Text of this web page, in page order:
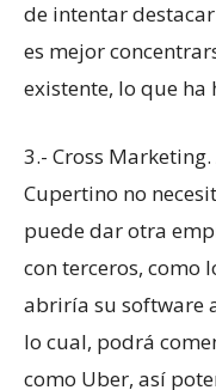
de intentar
es mejor
existente, lo que ha
3.- Cross
Cupertino no
puede dar otra
con terceros, como
abriría su software
lo cual, podrá
como Uber, así